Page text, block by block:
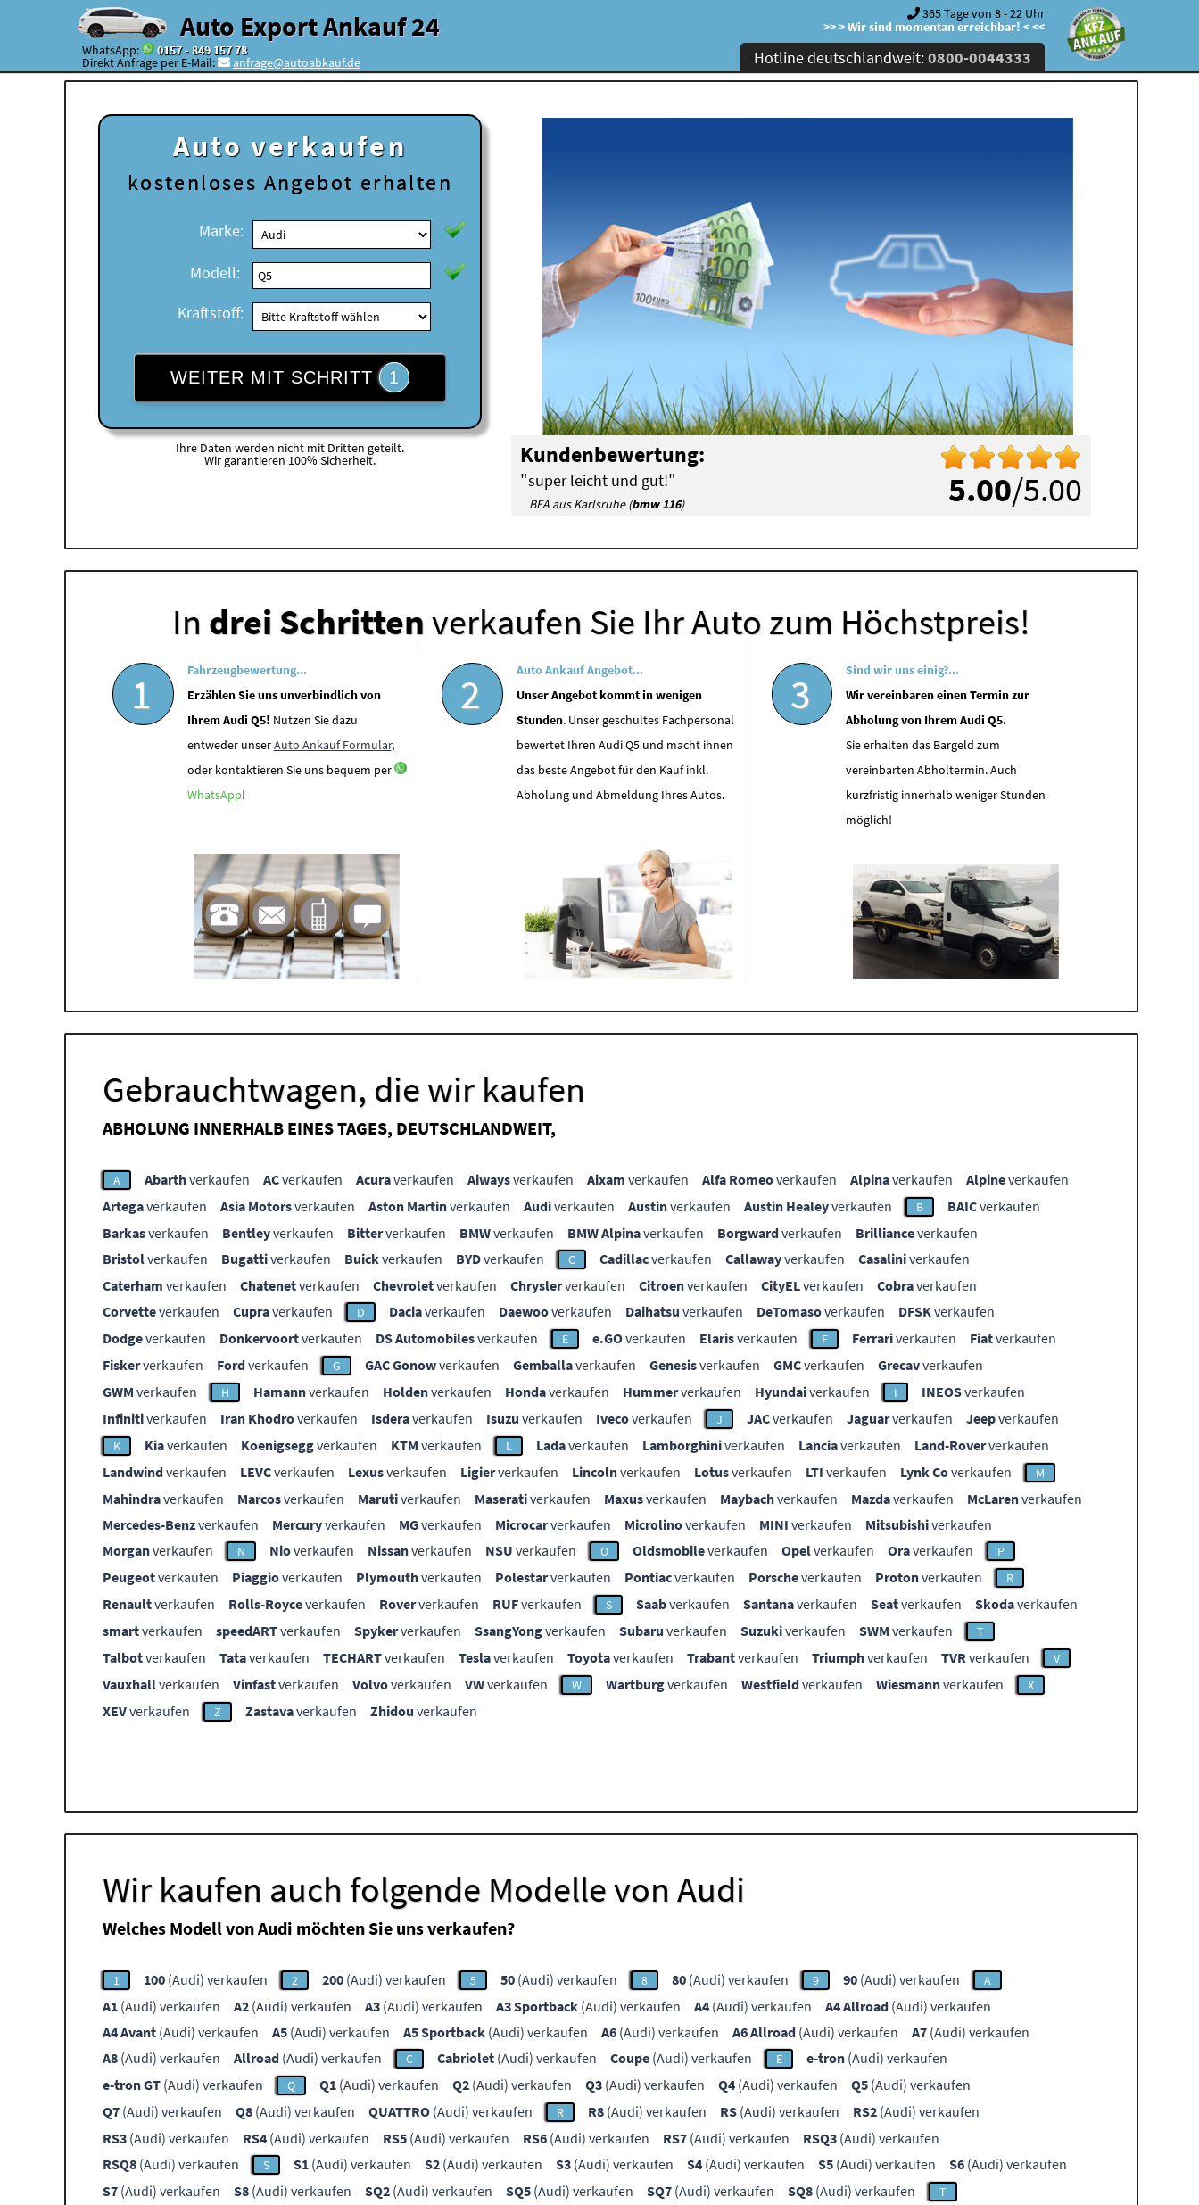
Auto Export Ankauf 24
WhatsApp: 0157 - 849 157 78
Direkt Anfrage per E-Mail: anfrage@autoabkauf.de
365 Tage von 8 - 22 Uhr
>> > Wir sind momentan erreichbar! < <<
Hotline deutschlandweit:0800-0044333
Auto verkaufen
kostenloses Angebot erhalten
Marke:
Modell:
Kraftstoff:
WEITER MIT SCHRITT 1
Ihre Daten werden nicht mit Dritten geteilt.
Wir garantieren 100% Sicherheit.
5.00/5.00
Kundenbewertung:
"super leicht und gut!"
BEA aus Karlsruhe (bmw 116)
In drei Schrittenverkaufen Sie Ihr Auto zum Höchstpreis!
1
Fahrzeugbewertung...
Erzählen Sie uns unverbindlich von
Ihrem Audi Q5! Nutzen Sie dazu
entweder unserAuto Ankauf Formular,
oder kontaktieren Sie uns bequem per
WhatsApp!
2
Auto Ankauf Angebot...
Unser Angebot kommt in wenigen
Stunden. Unser geschultes Fachpersonal
bewertet Ihren Audi Q5 und macht ihnen
das beste Angebot für den Kauf inkl.
Abholung und Abmeldung Ihres Autos.
3
Sind wir uns einig?...
Wir vereinbaren einen Termin zur
Abholung von Ihrem Audi Q5.
Sie erhalten das Bargeld zum
vereinbarten Abholtermin. Auch
kurzfristig innerhalb weniger Stunden
möglich!
Gebrauchtwagen, die wir kaufen
ABHOLUNG INNERHALB EINES TAGES, DEUTSCHLANDWEIT,
A Abarthverkaufen ACverkaufen Acuraverkaufen Aiwaysverkaufen Aixam verkaufen Alfa Romeoverkaufen Alpinaverkaufen Alpineverkaufen
Artegaverkaufen Asia Motorsverkaufen Aston Martinverkaufen Audiverkaufen Austinverkaufen Austin Healeyverkaufen B BAICverkaufen
Barkasverkaufen Bentleyverkaufen Bitterverkaufen BMWverkaufen BMW Alpinaverkaufen Borgwardverkaufen Brillianceverkaufen
Bristolverkaufen Bugattiverkaufen Buickverkaufen BYDverkaufen C Cadillacverkaufen Callawayverkaufen Casaliniverkaufen
Caterham verkaufen Chatenetverkaufen Chevroletverkaufen Chryslerverkaufen Citroenverkaufen CityELverkaufen Cobraverkaufen
Corvetteverkaufen Cupraverkaufen D Daciaverkaufen Daewooverkaufen Daihatsu verkaufen DeTomasoverkaufen DFSKverkaufen
Dodgeverkaufen Donkervoortverkaufen DS Automobilesverkaufen E e.GOverkaufen Elarisverkaufen F Ferrariverkaufen Fiatverkaufen
Fiskerverkaufen Fordverkaufen G GAC Gonowverkaufen Gemballaverkaufen Genesisverkaufen GMCverkaufen Grecavverkaufen
GWM verkaufen H Hamannverkaufen Holdenverkaufen Hondaverkaufen Hummerverkaufen Hyundaiverkaufen I INEOSverkaufen
Infinitiverkaufen Iran Khodroverkaufen Isderaverkaufen Isuzu verkaufen Ivecoverkaufen J JACverkaufen Jaguarverkaufen Jeepverkaufen
K Kiaverkaufen Koenigseggverkaufen KTM verkaufen L Ladaverkaufen Lamborghiniverkaufen Lanciaverkaufen Land-Roververkaufen
Landwindverkaufen LEVCverkaufen Lexusverkaufen Ligierverkaufen Lincolnverkaufen Lotusverkaufen LTI verkaufen Lynk Coverkaufen M
Mahindraverkaufen Marcosverkaufen Marutiverkaufen Maserativerkaufen Maxusverkaufen Maybachverkaufen Mazdaverkaufen McLarenverkaufen
Mercedes-Benzverkaufen Mercuryverkaufen MGverkaufen Microcarverkaufen Microlinoverkaufen MINI verkaufen Mitsubishiverkaufen
Morganverkaufen N Nioverkaufen Nissanverkaufen NSU verkaufen O Oldsmobileverkaufen Opelverkaufen Oraverkaufen P
Peugeotverkaufen Piaggioverkaufen Plymouthverkaufen Polestarverkaufen Pontiacverkaufen Porscheverkaufen Protonverkaufen R
Renaultverkaufen Rolls-Royceverkaufen Roververkaufen RUFverkaufen S Saabverkaufen Santanaverkaufen Seatverkaufen Skodaverkaufen
smartverkaufen speedARTverkaufen Spykerverkaufen SsangYongverkaufen Subaru verkaufen Suzukiverkaufen SWM verkaufen T
Talbotverkaufen Tataverkaufen TECHARTverkaufen Teslaverkaufen Toyotaverkaufen Trabantverkaufen Triumphverkaufen TVRverkaufen V
Vauxhallverkaufen Vinfastverkaufen Volvoverkaufen VWverkaufen W Wartburgverkaufen Westfieldverkaufen Wiesmannverkaufen X
XEVverkaufen Z Zastavaverkaufen Zhidou verkaufen
Wir kaufen auch folgende Modelle von Audi
Welches Modell von Audi möchten Sie uns verkaufen?
1 100 (Audi) verkaufen 2 200 (Audi) verkaufen 5 50 (Audi) verkaufen 8 80 (Audi) verkaufen 9 90 (Audi) verkaufen A
A1 (Audi) verkaufen A2 (Audi) verkaufen A3 (Audi) verkaufen A3 Sportback (Audi) verkaufen A4 (Audi) verkaufen A4 Allroad (Audi) verkaufen
A4 Avant (Audi) verkaufen A5 (Audi) verkaufen A5 Sportback (Audi) verkaufen A6 (Audi) verkaufen A6 Allroad (Audi) verkaufen A7 (Audi) verkaufen
A8 (Audi) verkaufen Allroad (Audi) verkaufen C Cabriolet (Audi) verkaufen Coupe (Audi) verkaufen E e-tron (Audi) verkaufen
e-tron GT (Audi) verkaufen Q Q1 (Audi) verkaufen Q2 (Audi) verkaufen Q3 (Audi) verkaufen Q4 (Audi) verkaufen Q5 (Audi) verkaufen
Q7 (Audi) verkaufen Q8 (Audi) verkaufen QUATTRO (Audi) verkaufen R R8 (Audi) verkaufen RS (Audi) verkaufen RS2 (Audi) verkaufen
RS3 (Audi) verkaufen RS4 (Audi) verkaufen RS5 (Audi) verkaufen RS6 (Audi) verkaufen RS7 (Audi) verkaufen RSQ3 (Audi) verkaufen
RSQ8 (Audi) verkaufen S S1 (Audi) verkaufen S2 (Audi) verkaufen S3 (Audi) verkaufen S4 (Audi) verkaufen S5 (Audi) verkaufen S6 (Audi) verkaufen
S7 (Audi) verkaufen S8 (Audi) verkaufen SQ2 (Audi) verkaufen SQ5 (Audi) verkaufen SQ7 (Audi) verkaufen SQ8 (Audi) verkaufen T